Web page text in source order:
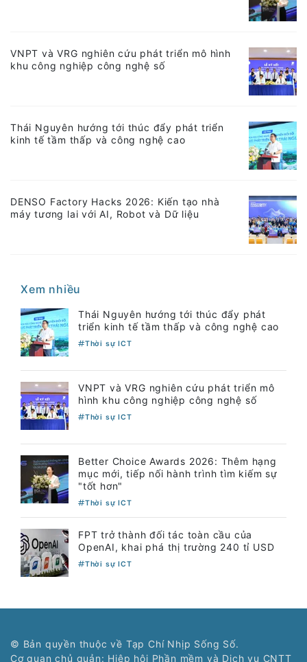
VNPT và VRG nghiên cứu phát triển mô hình
khu công nghiệp công nghệ số
Thái Nguyên hướng tới thúc đẩy phát triển
kinh tế tầm thấp và công nghệ cao
DENSO Factory Hacks 2026: Kiến tạo nhà
máy tương lai với AI, Robot và Dữ liệu
Xem nhiều
Thái Nguyên hướng tới thúc đẩy phát
triển kinh tế tầm thấp và công nghệ cao
Thời sự ICT
VNPT và VRG nghiên cứu phát triển mô
hình khu công nghiệp công nghệ số
Thời sự ICT
Better Choice Awards 2026: Thêm hạng
mục mới, tiếp nối hành trình tìm kiếm sự
"tốt hơn"
Thời sự ICT
FPT trở thành đối tác toàn cầu của
OpenAI, khai phá thị trường 240 tỉ USD
Thời sự ICT
© Bản quyền thuộc về Tạp Chí Nhịp Sống Số.
Cơ quan chủ quản: Hiệp hội Phần mềm và Dịch vụ CNTT